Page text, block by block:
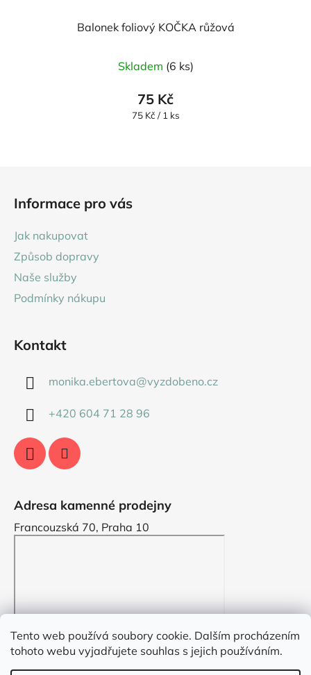
Tento web používá soubory cookie. Dalším procházením
tohoto webu vyjadřujete souhlas s jejich používáním.
Balonek foliový KOČKA růžová
Skladem (6 ks)
75 Kč
Měrná
75 Kč / 1 ks
Informace pro vás
Jak nakupovat
Způsob dopravy
Naše služby
Podmínky nákupu
Kontakt
monika.ebertova@vyzdobeno.cz
+420 604 71 28 96
Adresa kamenné prodejny
Francouzská 70, Praha 10